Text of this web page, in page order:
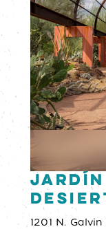
1201 N.